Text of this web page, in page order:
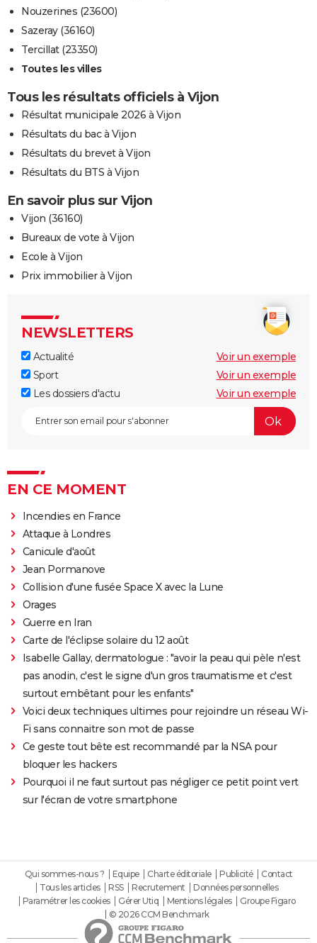
Nouzerines (23600)
Sazeray (36160)
Tercillat (23350)
Toutes les villes
Tous les résultats officiels à Vijon
Résultat municipale 2026 à Vijon
Résultats du bac à Vijon
Résultats du brevet à Vijon
Résultats du BTS à Vijon
En savoir plus sur Vijon
Vijon (36160)
Bureaux de vote à Vijon
Ecole à Vijon
Prix immobilier à Vijon
NEWSLETTERS
Actualité
Voir un exemple
Sport
Voir un exemple
Les dossiers d'actu
Voir un exemple
EN CE MOMENT
Incendies en France
Attaque à Londres
Canicule d'août
Jean Pormanove
Collision d'une fusée Space X avec la Lune
Orages
Guerre en Iran
Carte de l'éclipse solaire du 12 août
Isabelle Gallay, dermatologue : "avoir la peau qui pèle n'est
pas anodin, c'est le signe d'un gros traumatisme et c'est
surtout embêtant pour les enfants"
Voici deux techniques ultimes pour rejoindre un réseau Wi-
Fi sans connaitre son mot de passe
Ce geste tout bête est recommandé par la NSA pour
bloquer les hackers
Pourquoi il ne faut surtout pas négliger ce petit point vert
sur l'écran de votre smartphone
Qui sommes-nous ? Equipe Charte éditoriale Publicité
Contact
Tous les articles
RSS Recrutement
Données personnelles
Paramétrer les cookies
Gérer Utiq Mentions légales
Groupe Figaro
© 2026 CCM Benchmark